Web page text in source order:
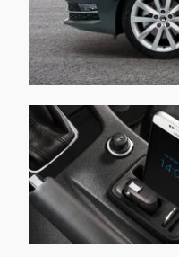
Колёсная база:
Клиренс:
Масса:
Объём багажника:
Трансмиссия: